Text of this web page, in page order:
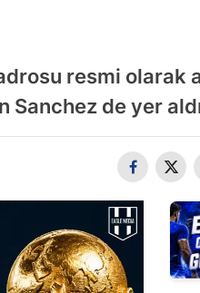
resmi olarak
Sanchez de yer